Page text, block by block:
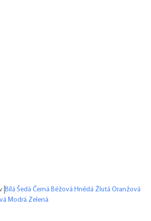
Bílá Šedá Černá Béžová Hnědá Žlutá Oranžová
Modrá Zelená